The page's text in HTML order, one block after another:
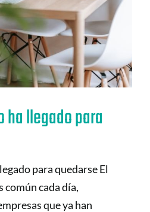
ha llegado para
para quedarse El
cada día,
que ya han